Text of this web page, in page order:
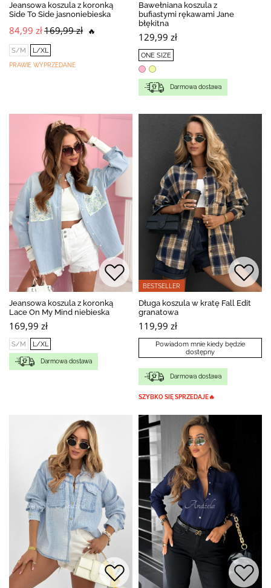
Jeansowa koszula z koronką
Side To Side jasnoniebieska
84,99 zł169,99 zł 🔥
S/M L/XL
PRAWIE WYPRZEDANE
Bawełniana koszula z
bufiastymi rękawami Jane
błękitna
129,99 zł
ONE SIZE
Darmowa dostawa
Jeansowa koszula z koronką
Lace On My Mind niebieska
169,99 zł
S/M L/XL
Darmowa dostawa
BESTSELLER
Długa koszula w kratę Fall Edit
granatowa
119,99 zł
Powiadom mnie kiedy będzie
dostępny
Darmowa dostawa
SZYBKO SIĘ SPRZEDAJE🔥